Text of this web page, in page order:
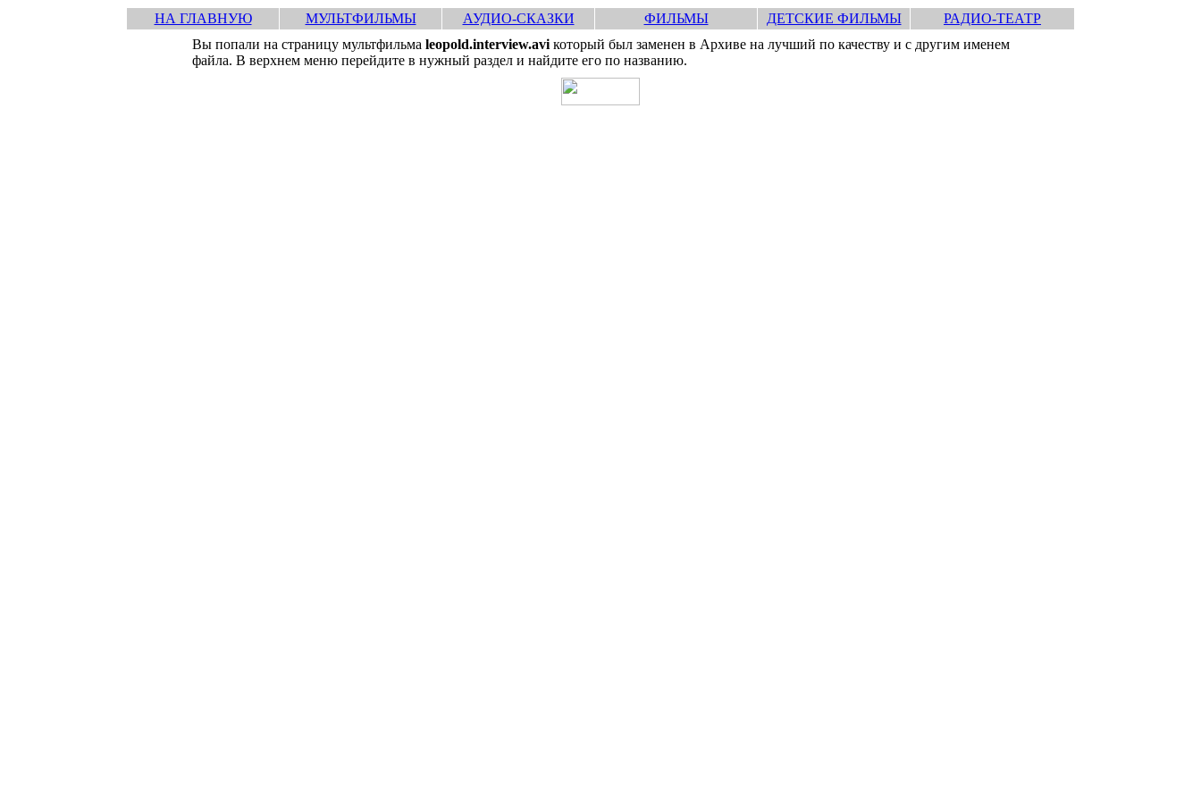
НА ГЛАВНУЮ МУЛЬТФИЛЬМЫ АУДИО-СКАЗКИ ФИЛЬМЫ ДЕТСКИЕ ФИЛЬМЫ
РАДИО-ТЕАТР
Вы попали на страницу мультфильма leopold.interview.aviкоторый был заменен в Архиве на лучший по качеству и с другим именем
файла. В верхнем меню перейдите в нужный раздел и найдите его по названию.